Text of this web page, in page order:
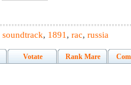
soundtrack, 1891 , rac, russia
Votate Rank Mare